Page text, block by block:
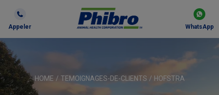
Appeler WhatsApp
HOME / TEMOIGNAGES-DE-CLIENTS / HOFSTRA